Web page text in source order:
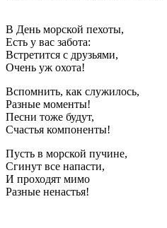
В День морской пехоты,
Есть у вас забота:
Встретится с друзьями,
Очень уж охота!
Вспомнить, как служилось,
Разные моменты!
Песни тоже будут,
Счастья компоненты!
Пусть в морской пучине,
Сгинут все напасти,
И проходят мимо
Разные ненастья!